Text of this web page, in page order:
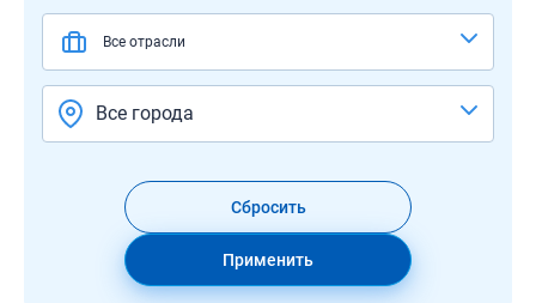
Все отрасли
Все города
Сбросить
Применить